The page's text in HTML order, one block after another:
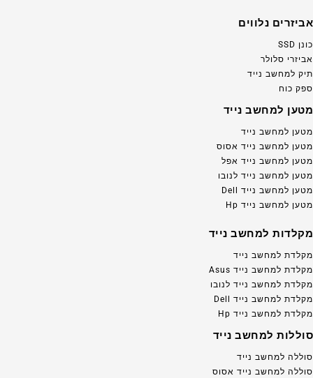
אביזרים נלווים
כונן SSD
אביזרי סלולר
תיק למחשב נייד
ספק כוח
מטען למחשב נייד
מטען למחשב נייד
מטען למחשב נייד אסוס
מטען למחשב נייד אפל
מטען למחשב נייד לנובו
מטען למחשב נייד Dell
מטען למחשב נייד Hp
מקלדות למחשב נייד
מקלדת למחשב נייד
מקלדת למחשב נייד Asus
מקלדת למחשב נייד לנובו
מקלדת למחשב נייד Dell
מקלדת למחשב נייד Hp
סוללות למחשב נייד
סוללה למחשב נייד
סוללה למחשב נייד אסוס